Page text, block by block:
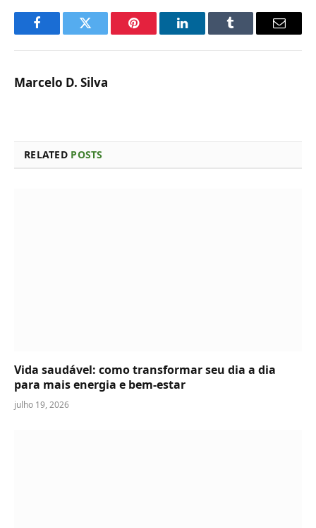
FacebookTwitter Pinterest LinkedInTumblr Email
Marcelo D. Silva
RELATED POSTS
Vida saudável: como transformar seu dia a dia
para mais energia e bem-estar
julho 19, 2026